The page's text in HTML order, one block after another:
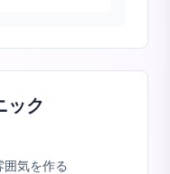
ック
囲気を作る